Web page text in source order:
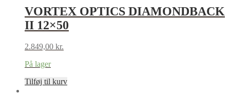
VORTEX OPTICS DIAMONDBACK
II 12×50
2.849,00 kr.
På lager
Tilføj til kurv